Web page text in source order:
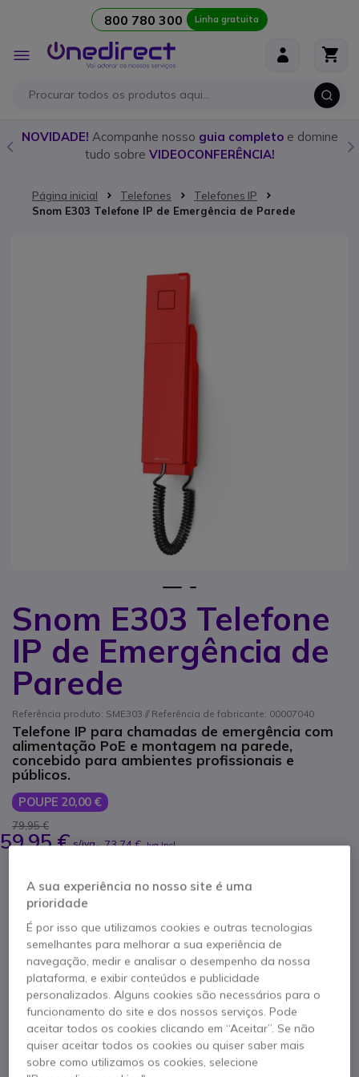
800 780 300 Linha gratuita
Alternar
Nav
NOVIDADE! Acompanhe nosso guia completoe domine
tudo sobre VIDEOCONFERÊNCIA!
Página inicial Telefones
Telefones IP
Snom E303 Telefone IP de Emergência de Parede
Snom E303 Telefone
IP de Emergência de
Parede
Referência produto: SME303 // Referência de fabricante: 00007040
Telefone IP para chamadas de emergência com
alimentação PoE e montagem na parede,
concebido para ambientes profissionais e
públicos.
POUPE 20,00 €
79,95 €
59,95 € s/iva- 73,74 € Iva Incl.
ADICIONAR AO CARRINHO
ORÇAMENTO EM 4 HORAS
5 produtosem stock Entrega:24/48 h
3 anos de garantiado fabricante
Saltar para o início da Galeria de imagens
A sua experiência no nosso site é uma
prioridade
É por isso que utilizamos cookies e outras tecnologias
semelhantes para melhorar a sua experiência de
navegação, medir e analisar o desempenho da nossa
plataforma, e exibir conteúdos e publicidade
personalizados. Alguns cookies são necessários para o
funcionamento do site e dos nossos serviços. Pode
aceitar todos os cookies clicando em “Aceitar”. Se não
quiser aceitar todos os cookies ou quiser saber mais
sobre como utilizamos os cookies, selecione